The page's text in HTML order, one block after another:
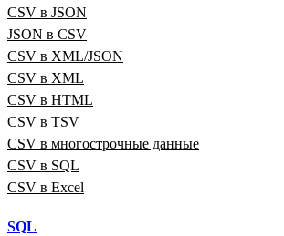
CSV в JSON
JSON в CSV
CSV в XML/JSON
CSV в XML
CSV в HTML
CSV в TSV
CSV в многострочные данные
CSV в SQL
CSV в Excel
SQL